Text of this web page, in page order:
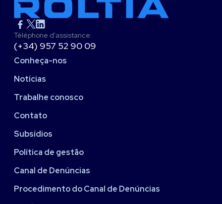
Téléphone d'assistance:
(+34) 957 52 90 09
Conheça-nos
Notícias
Trabalhe conosco
Contato
Subsídios
Política de gestão
Canal de Denúncias
Procedimento do Canal de Denúncias